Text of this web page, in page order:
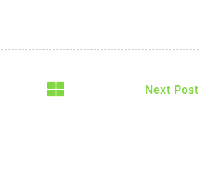
Next Post